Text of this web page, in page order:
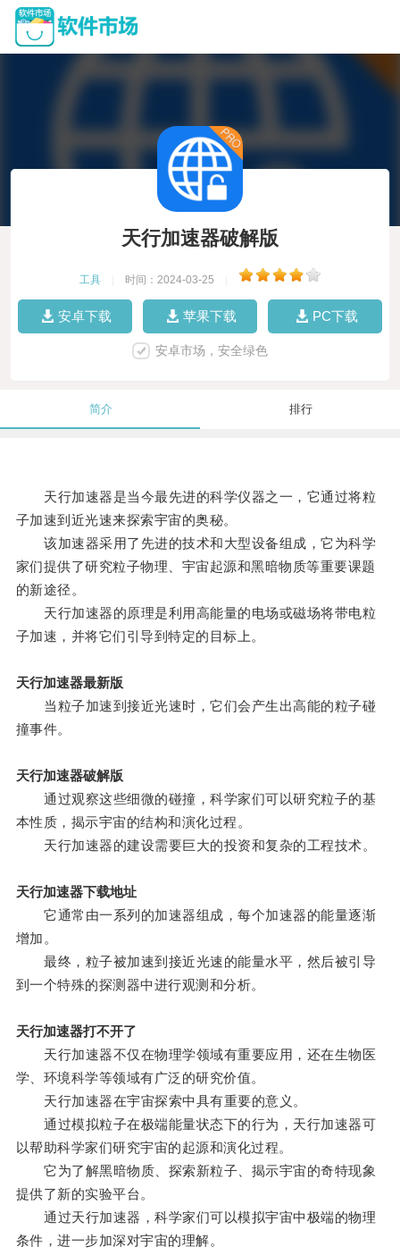
天行加速器破解版
工具 时间：2024-03-25
安卓下载 苹果下载 PC下载
安卓市场，安全绿色
简介 排行
天行加速器是当今最先进的科学仪器之一，它通过将粒
子加速到近光速来探索宇宙的奥秘。
该加速器采用了先进的技术和大型设备组成，它为科学
家们提供了研究粒子物理、宇宙起源和黑暗物质等重要课题
的新途径。
天行加速器的原理是利用高能量的电场或磁场将带电粒
子加速，并将它们引导到特定的目标上。
天行加速器最新版
当粒子加速到接近光速时，它们会产生出高能的粒子碰
撞事件。
天行加速器破解版
通过观察这些细微的碰撞，科学家们可以研究粒子的基
本性质，揭示宇宙的结构和演化过程。
天行加速器的建设需要巨大的投资和复杂的工程技术。
天行加速器下载地址
它通常由一系列的加速器组成，每个加速器的能量逐渐
增加。
最终，粒子被加速到接近光速的能量水平，然后被引导
到一个特殊的探测器中进行观测和分析。
天行加速器打不开了
天行加速器不仅在物理学领域有重要应用，还在生物医
学、环境科学等领域有广泛的研究价值。
天行加速器在宇宙探索中具有重要的意义。
通过模拟粒子在极端能量状态下的行为，天行加速器可
以帮助科学家们研究宇宙的起源和演化过程。
它为了解黑暗物质、探索新粒子、揭示宇宙的奇特现象
提供了新的实验平台。
通过天行加速器，科学家们可以模拟宇宙中极端的物理
条件，进一步加深对宇宙的理解。